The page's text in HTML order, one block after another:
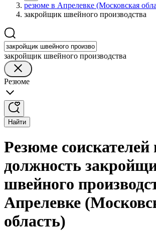
резюме в Апрелевке (Московская
закройщик швейного производства
закройщик швейного производства
Резюме
Найти
Резюме соискателей
должность
швейного
Апрелевке
область)